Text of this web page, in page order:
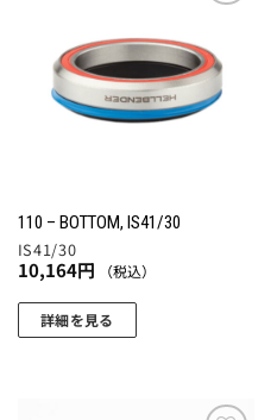
りに
追加
110 – BOTTOM, IS41/30
IS41/30
10,164円 （税込）
詳細を見る